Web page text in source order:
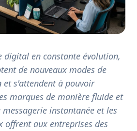
digital en constante évolution,
de nouveaux modes de
et s'attendent à pouvoir
marques de manière fluide et
instantanée et les
offrent aux entreprises des